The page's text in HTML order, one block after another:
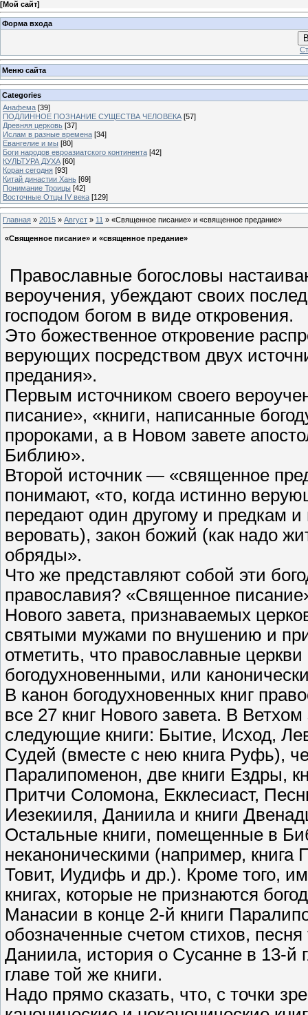
[Мой сайт]
Форма входа
Меню сайта
Categories
Анафема [39]
ПОДЛИННОЕ ПОЗНАНИЕ СУЩЕСТВА ЧЕЛОВЕКА [57]
Древняя церковь [37]
Ислам в разные времена [34]
Евангелие и мы [80]
Боги народов евроазиатского континента [42]
КУЛЬТУРА ДУХА [60]
Коран сегодня [93]
Китай династии Хань [69]
Понимание Троицы [42]
Восточные Отцы IV века [129]
Главная » 2015 » Август » 11 » «Священное писание» и «священное предание»
«Священное писание» и «священное предание»
Православные богословы
вероучения, убеждают своих
господом богом в виде откровения.
Это божественное откровение
верующих посредством двух
предания».
Первым источником своего
писание», «книги, написанные
пророками, а в Новом завете
Библию».
Второй источник — «священное
понимают, «то, когда истинно
передают один другому и предкам
веровать), закон божий (как надо
обряды».
Что же представляют собой эти
православия? «Священное
Нового завета, признаваемых
святыми мужами по внушению и
отметить, что православные
богодухновенными, или
В канон богодухновенных книг
все 27 книг Нового завета. В
следующие книги: Бытие, Исход,
Судей (вместе с нею книга Руфь),
Паралипоменон, две книги Ездры,
Притчи Соломона, Екклесиаст,
Иезекииля, Даниила и книги
Остальные книги, помещенные в
неканоническими (например,
Товит, Иудифь и др.). Кроме того,
книгах, которые не признаются
Манасии в конце 2-й книги
обозначенные счетом стихов, песня
Даниила, история о Сусанне в 13-й
главе той же книги.
Надо прямо сказать, что, с точки